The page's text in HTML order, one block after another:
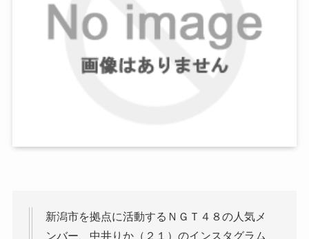
新潟市を拠点に活動するＮＧＴ４８の人気メ
ンバー、中井りか（２１）のインスタグラム